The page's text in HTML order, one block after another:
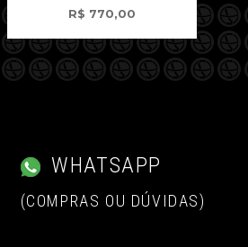
R$ 770,00
WHATSAPP
(COMPRAS OU DÚVIDAS)